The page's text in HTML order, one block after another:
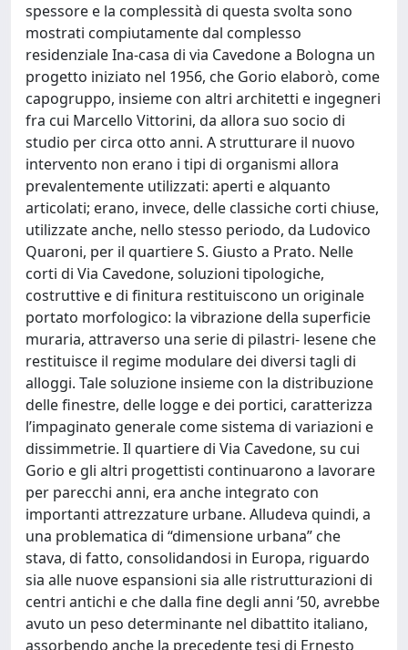
spessore e la complessità di questa svolta sono
mostrati compiutamente dal complesso
residenziale Ina-casa di via Cavedone a Bologna un
progetto iniziato nel 1956, che Gorio elaborò, come
capogruppo, insieme con altri architetti e ingegneri
fra cui Marcello Vittorini, da allora suo socio di
studio per circa otto anni. A strutturare il nuovo
intervento non erano i tipi di organismi allora
prevalentemente utilizzati: aperti e alquanto
articolati; erano, invece, delle classiche corti chiuse,
utilizzate anche, nello stesso periodo, da Ludovico
Quaroni, per il quartiere S. Giusto a Prato. Nelle
corti di Via Cavedone, soluzioni tipologiche,
costruttive e di finitura restituiscono un originale
portato morfologico: la vibrazione della superficie
muraria, attraverso una serie di pilastri- lesene che
restituisce il regime modulare dei diversi tagli di
alloggi. Tale soluzione insieme con la distribuzione
delle finestre, delle logge e dei portici, caratterizza
l’impaginato generale come sistema di variazioni e
dissimmetrie. Il quartiere di Via Cavedone, su cui
Gorio e gli altri progettisti continuarono a lavorare
per parecchi anni, era anche integrato con
importanti attrezzature urbane. Alludeva quindi, a
una problematica di “dimensione urbana” che
stava, di fatto, consolidandosi in Europa, riguardo
sia alle nuove espansioni sia alle ristrutturazioni di
centri antichi e che dalla fine degli anni ’50, avrebbe
avuto un peso determinante nel dibattito italiano,
assorbendo anche la precedente tesi di Ernesto